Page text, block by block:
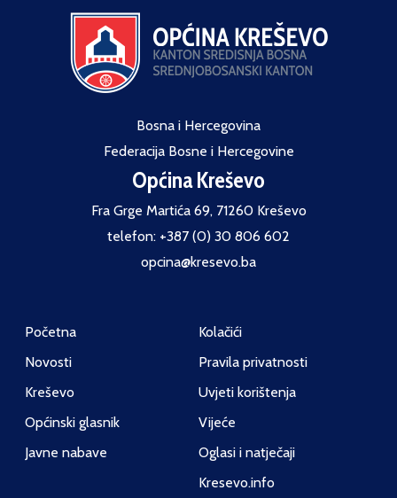
Bosna i Hercegovina
Federacija Bosne i Hercegovine
Općina Kreševo
Fra Grge Martića 69, 71260 Kreševo
telefon: +387 (0) 30 806 602
opcina@kresevo.ba
Početna
Novosti
Kreševo
Općinski glasnik
Javne nabave
Kolačići
Pravila privatnosti
Uvjeti korištenja
Vijeće
Oglasi i natječaji
Kresevo.info